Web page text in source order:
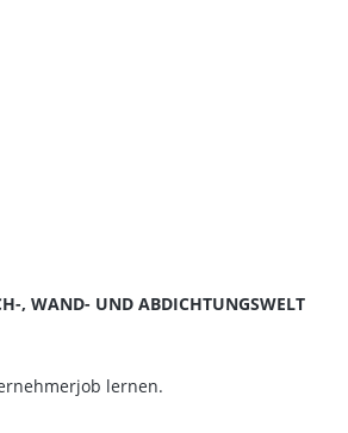
, WAND- UND ABDICHTUNGSWELT
lernen.